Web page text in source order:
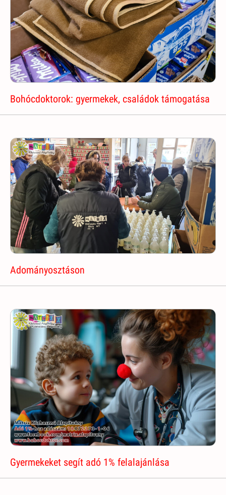
Bohócdoktorok: gyermekek, családok támogatása
Adományosztáson
Gyermekeket segít adó 1% felalajánlása